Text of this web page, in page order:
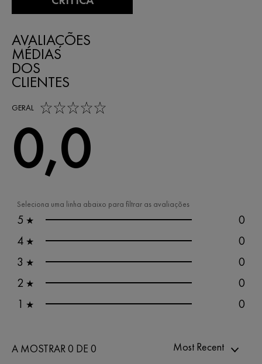
Seleciona uma linha abaixo para filtrar as avaliações
5 ★
0
4 ★
0
3 ★
0
2 ★
0
1 ★ 0
AVALIAÇÕES
MÉDIAS
DOS
CLIENTES
GERAL
0,0 out of 5 stars
0,0
A MOSTRAR 0 DE 0 Most Recent